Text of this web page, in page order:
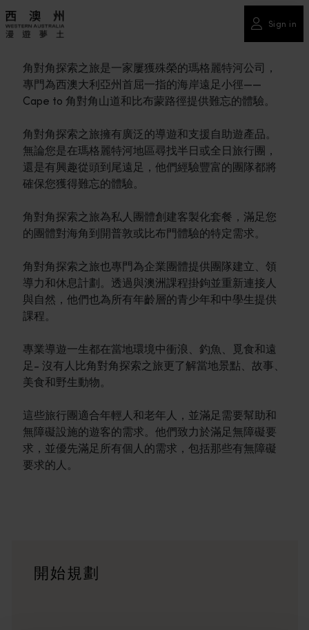
Sign in
角對角探索之旅是一家屢獲殊榮的瑪格麗特河公司，
專門為西澳大利亞州首屈一指的海岸遠足小徑——
Cape to 角對角山道和比布蒙路徑提供難忘的體驗。
角對角探索之旅擁有廣泛的導遊和支援自助遊產品。
無論您是在瑪格麗特河地區尋找半日或全日旅行團，
還是有興趣從頭到尾遠足，他們經驗豐富的團隊都將
確保您獲得難忘的體驗。
角對角探索之旅為私人團體創建客製化套餐，滿足您
的團體對海角到開普敦或比布門體驗的特定需求。
角對角探索之旅也專門為企業團體提供團隊建立、領
導力和休息計劃。透過與澳洲課程掛鉤並重新連接人
與自然，他們也為所有年齡層的青少年和中學生提供
課程。
專業導遊一生都在當地環境中衝浪、釣魚、覓食和遠
足- 沒有人比角對角探索之旅更了解當地景點、故事、
美食和野生動物。
這些旅行團適合年輕人和老年人，並滿足需要幫助和
無障礙設施的遊客的需求。他們致力於滿足無障礙要
求，並優先滿足所有個人的需求，包括那些有無障礙
要求的人。
<p>準備好探索西澳州了嗎？瀏覽一下這些位於西澳州各地的
開始規劃